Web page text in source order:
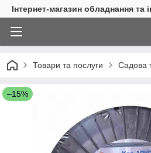
Інтернет-магазин обладнання та
Товари та послуги Садова
–15%